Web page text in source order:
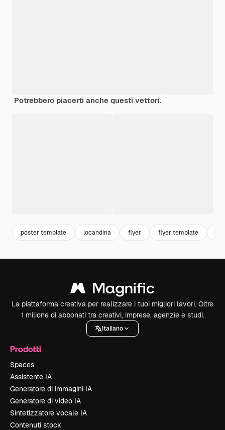
Potrebbero piacerti anche questi vettori.
poster template locandina flyer flyer template
La piattaforma creativa per realizzare i tuoi migliori lavori. Oltre
1 milione di abbonati tra creativi, imprese, agenzie e studi.
Italiano
Prodotti
Spaces
Assistente IA
Generatore di immagini IA
Generatore di video IA
Sintetizzatore vocale IA
Contenuti stock